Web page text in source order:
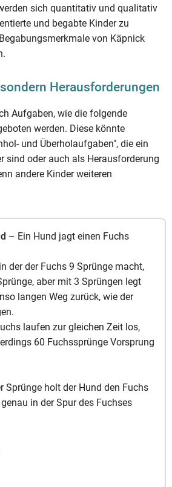
sich quantitativ und qualitativ
und begabte Kinder zu
von Käpnick
Herausforderungen
Aufgaben, wie die folgende
werden. Diese könnte
und Überholaufgaben", die ein
sind oder auch als Herausforderung
andere Kinder weiteren
– Ein Hund jagt einen Fuchs
der der Fuchs 9 Sprünge macht,
aber mit 3 Sprüngen legt
langen Weg zurück, wie der
laufen zur gleichen Zeit los,
60 Fuchssprünge Vorsprung
Sprünge holt der Hund den Fuchs
in der Spur des Fuchses